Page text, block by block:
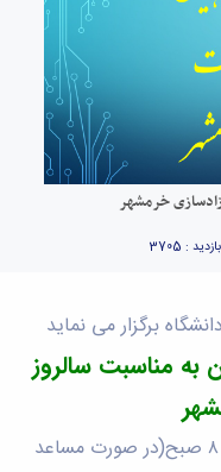
خرمشهر
: 3705
برگزار می نماید
به مناسبت سالروز
زمان: چهارشنبه ۱۴۰۰/۰۳/۰۵ ساعت ۸ صبح(در صورت مساعد